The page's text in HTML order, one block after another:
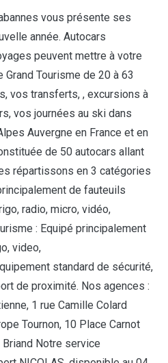
vous présente ses
année. Autocars
peuvent mettre à votre
Tourisme de 20 à 63
vos transferts, , excursions à
vos journées au ski dans
Auvergne en France et en
de 50 autocars allant
répartissons en 3 catégories
de fauteuils
radio, micro, vidéo,
: Equipé principalement
video,
standard de sécurité,
de proximité. Nos agences :
1 rue Camille Colard
Tournon, 10 Place Carnot
Notre service